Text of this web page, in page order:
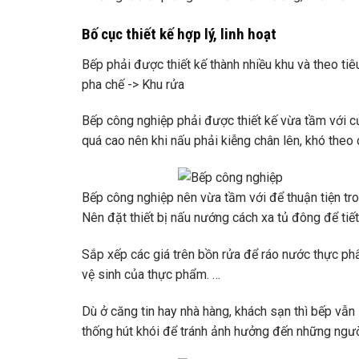
Bố cục thiết kế hợp lý, linh hoạt
Bếp phải được thiết kế thành nhiều khu và theo
pha chế -> Khu rửa
Bếp công nghiệp phải được thiết kế vừa tầm với
quá cao nên khi nấu phải kiễng chân lên, khó theo
Bếp công nghiệp nên vừa tầm với để thuận tiện
Nên đặt thiết bị nấu nướng cách xa tủ đông để
Sắp xếp các giá trên bồn rửa để ráo nước thực
vệ sinh của thực phẩm. …
Dù ở căng tin hay nhà hàng, khách sạn thì bếp
thống hút khói để tránh ảnh hưởng đến những